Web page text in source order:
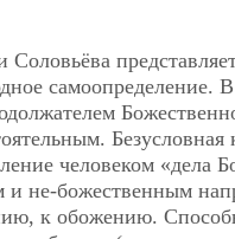
самоопределение.
Безусловная
человеком «дела
не-божественным
к обoжению.